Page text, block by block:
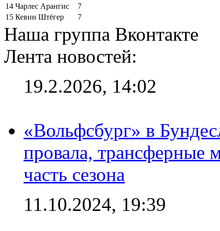
14 Чарлес Арангис
7
15 Кевин Штёгер 7
Наша группа Вконтакте
Лента новостей:
19.2.2026, 14:02
«Вольфсбург» в
провала, трансферные
часть сезона
11.10.2024, 19:39